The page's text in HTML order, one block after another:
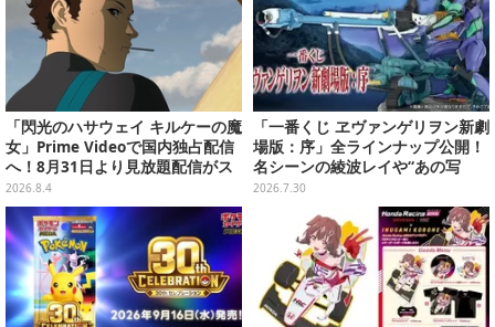
「閃光のハサウェイ キルケーの魔
女」Prime Videoで国内独占配信
へ！8月31日より見放題配信がス
タート
2026.8.4
「一番くじ ヱヴァンゲリヲン新劇
場版：序」全ラインナップ公開！
名シーンの綾波レイや“あの写
真”の葛城ミサトフィギュアほ
か、場面写クリアファイルなど
2026.7.30